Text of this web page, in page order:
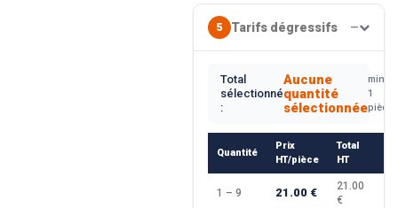
5 Tarifs dégressifs —
Total
sélectionné
:
Aucune
quantité
sélectionnée
min.
1
pièce
Quantité
Prix
HT/pièce
Total
HT
1 – 9 21.00 €
21.00
€